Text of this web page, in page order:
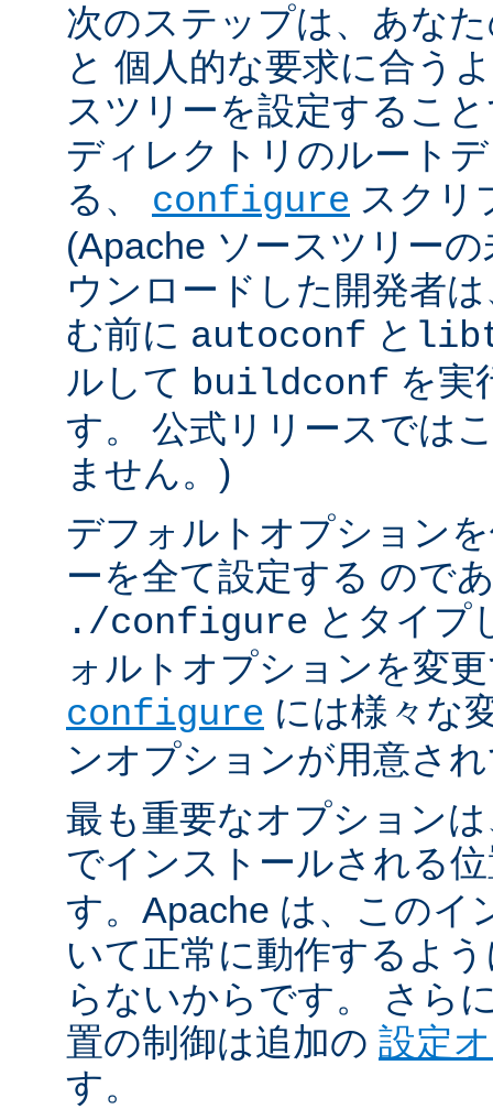
次のステップは、あな
と 個人的な要求に合う
スツリーを設定するこ
ディレクトリのルート
る、 configure スクリ
(Apache ソースツリー
ウンロードした開発者
む前に autoconf と
ルして buildconf を実
す。 公式リリースでは
ません。)
デフォルトオプション
ーを全て設定する ので
./configure とタイプ
ォルトオプションを変
configure には様々な
ンオプションが用意さ
最も重要なオプション
でインストールされる
す。Apache は、このイ
いて正常に動作するよ
らないからです。 さら
置の制御は追加の 設定
す。